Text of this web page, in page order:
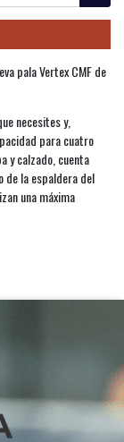
pala Vertex CMF de
necesites y,
para cuatro
y calzado, cuenta
de la espaldera del
una máxima